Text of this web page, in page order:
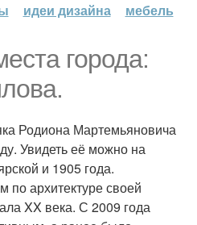
идеи дизайна мебель
города:
Родиона Мартемьяновича
Увидеть её можно на
и 1905 года.
архитектуре своей
XX века. С 2009 года